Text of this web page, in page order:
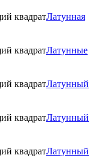
Латунная
Латунные
Латунный
Латунный
Латунный